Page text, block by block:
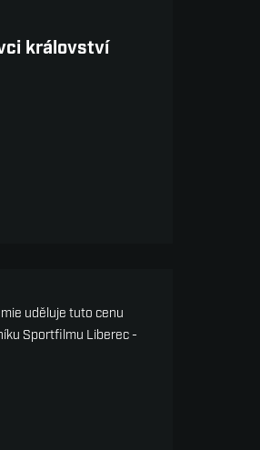
království
uděluje tuto cenu
Sportfilmu Liberec -